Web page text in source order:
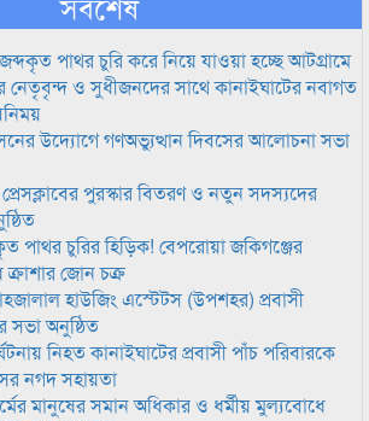
পাথর চুরি করে নিয়ে যাওয়া হচ্ছে আটগ্রামে
নেতৃবৃন্দ ও সুধীজনদের সাথে কানাইঘাটের নবাগত
উদ্যোগে গণঅভ্যুত্থান দিবসের আলোচনা সভা
পুরস্কার বিতরণ ও নতুন সদস্যদের
পাথর চুরির হিড়িক! বেপরোয়া জকিগঞ্জের
জোন চক্র
হাউজিং এস্টেটস (উপশহর) প্রবাসী
সভা অনুষ্ঠিত
নিহত কানাইঘাটের প্রবাসী পাঁচ পরিবারকে
নগদ সহায়তা
মানুষের সমান অধিকার ও ধর্মীয় মুল্যবোধে